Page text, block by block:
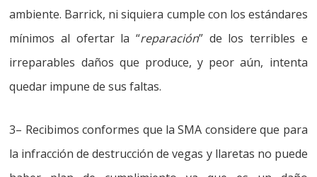
ambiente. Barrick, ni siquiera cumple con los estándares
mínimos al ofertar la “reparación” de los terribles e
irreparables daños que produce, y peor aún, intenta
quedar impune de sus faltas.
3– Recibimos conformes que la SMA considere que para
la infracción de destrucción de vegas y llaretas no puede